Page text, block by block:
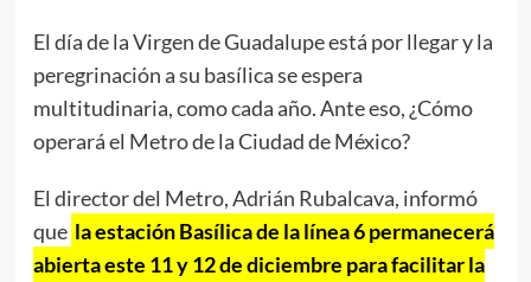
El día de la Virgen de Guadalupe está por llegar y la
peregrinación a su basílica se espera
multitudinaria, como cada año. Ante eso, ¿Cómo
operará el Metro de la Ciudad de México?
El director del Metro, Adrián Rubalcava, informó
que la estación Basílica de la línea 6 permanecerá
abierta este 11 y 12 de diciembre para facilitar la